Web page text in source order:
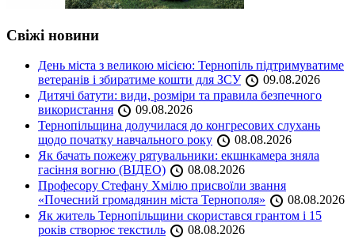
Свіжі новини
День міста з великою місією: Тернопіль підтримуватиме
ветеранів і збиратиме кошти для ЗСУ
09.08.2026
Дитячі батути: види, розміри та правила безпечного
використання
09.08.2026
Тернопільщина долучилася до конгресових слухань
щодо початку навчального року
08.08.2026
Як бачать пожежу рятувальники: екшнкамера зняла
гасіння вогню (ВІДЕО)
08.08.2026
Професору Стефану Хмілю присвоїли звання
«Почесний громадянин міста Тернополя»
08.08.2026
Як житель Тернопільщини скористався грантом і 15
років створює текстиль
08.08.2026